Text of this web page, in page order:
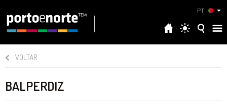
PT
VOLTAR
BALPERDIZ